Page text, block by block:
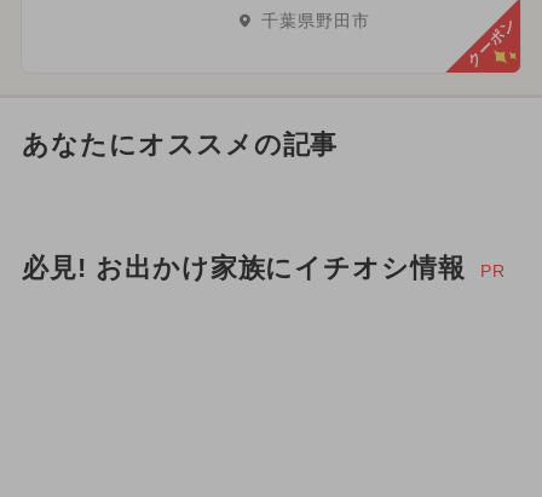
千葉県野田市 クーポン
あなたにオススメの記事
必見! お出かけ家族にイチオシ情報 PR